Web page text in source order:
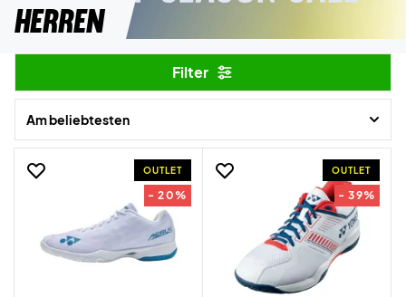
Herren
Filter
Am beliebtesten
OUTLET
- 20%
OUTLET
- 39%